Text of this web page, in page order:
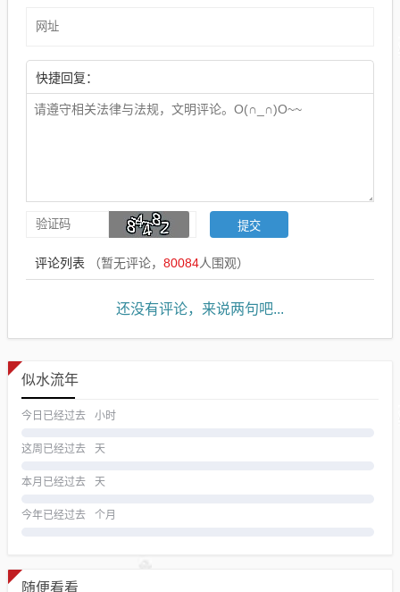
快捷回复：
评论列表 （暂无评论， 80084人围观）
还没有评论，来说两句吧...
似水流年
今日已经过去 小时
这周已经过去 天
本月已经过去 天
今年已经过去 个月
随便看看